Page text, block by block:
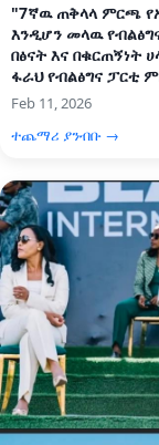
"7ኛዉ ጠቅላላ ምርጫ
እንዲሆን መላዉ የብልፅግና
በፅናት እና በቁርጠኝነት
ፋራህ የብልፅግና ፓርቲ
Feb 11, 2026
ተጨማሪ ያንብቡ →